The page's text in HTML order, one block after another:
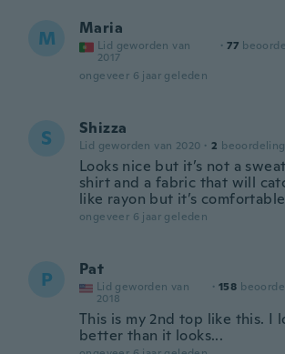
M Maria
Lid geworden van
2017
· 77
ongeveer 6 jaar geleden
S Shizza
Lid geworden van 2020 · 2
Looks nice but it’s not a
shirt and a fabric that will
like rayon but it’s comfortable
ongeveer 6 jaar geleden
P Pat
Lid geworden van
2018
· 158
This is my 2nd top like this. I
better than it looks...